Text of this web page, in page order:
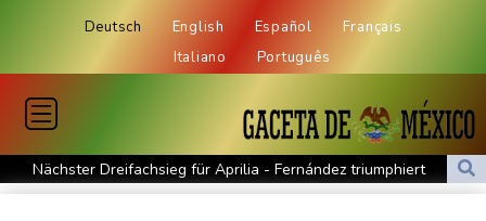
Deutsch English Español
Français
Italiano
Português
Nächster Dreifachsieg für Aprilia - Fernández triumphiert
Verkehrsminister Bilger will Boni von Bahnmanagern an Ziele